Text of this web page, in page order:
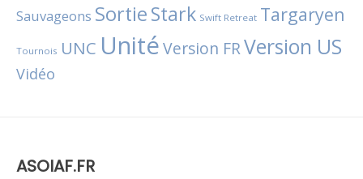
Sauvageons SortieStark Swift Retreat Targaryen
Tournois UNC UnitéVersion FRVersion US
Vidéo
ASOIAF.FR